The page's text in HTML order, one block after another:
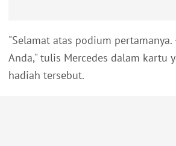
"Selamat atas podium pertamanya.
Anda," tulis Mercedes dalam kartu
hadiah tersebut.